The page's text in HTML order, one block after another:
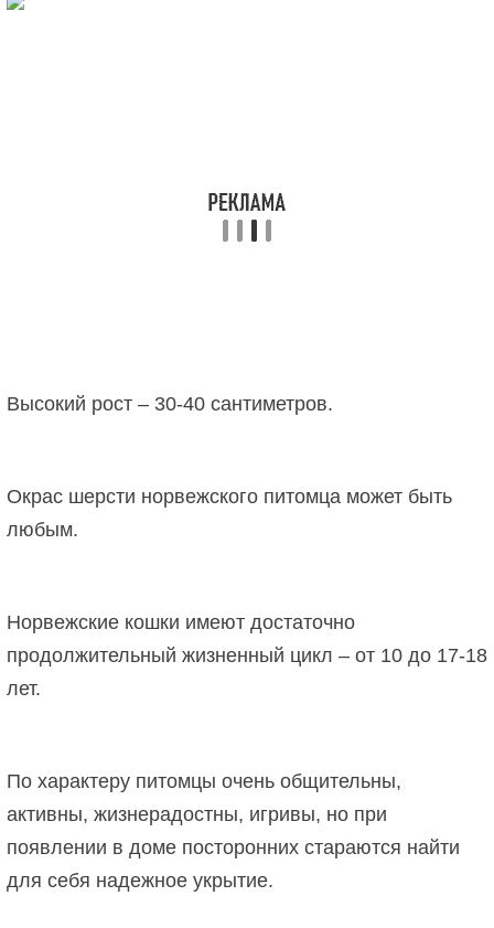
Высокий рост – 30-40 сантиметров.
Окрас шерсти норвежского питомца может быть
любым.
Норвежские кошки имеют достаточно
продолжительный жизненный цикл – от 10 до 17-18
лет.
По характеру питомцы очень общительны,
активны, жизнерадостны, игривы, но при
появлении в доме посторонних стараются найти
для себя надежное укрытие.